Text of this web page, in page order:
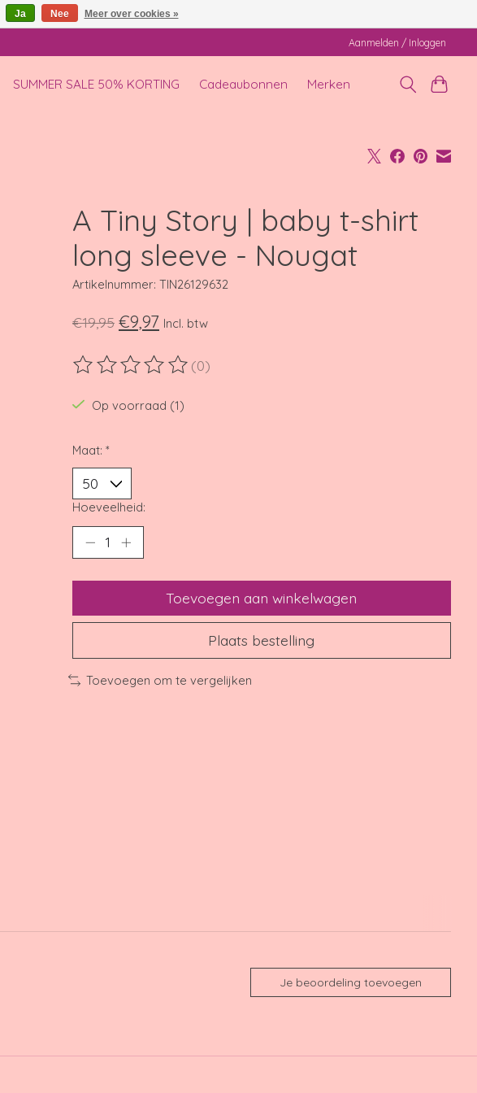
Aanmelden / Inloggen
SUMMER SALE 50% KORTING Cadeaubonnen Merken
A Tiny Story | baby t-shirt
long sleeve - Nougat
Artikelnummer: TIN26129632
€19,95 €9,97 Incl. btw
De beoordeling van dit product is
(0)
Op voorraad (1)
Maat: *
Hoeveelheid:
Toevoegen aan winkelwagen
Plaats bestelling
Toevoegen om te vergelijken
Je beoordeling toevoegen
Ja Nee Meer over cookies »